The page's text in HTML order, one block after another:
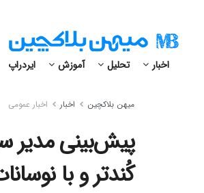
اخبار تحلیل آموزش ایردراپ
میهن بلاکچین اخبار اخبار عمومی
پیش‌بینی مدیر
کُندتر و با